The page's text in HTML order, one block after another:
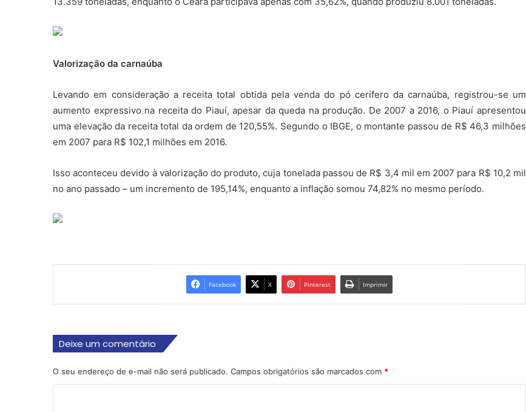
Valorização da carnaúba
Levando em consideração a receita total obtida pela venda do pó cerífero da carnaúba, registrou-se um
aumento expressivo na receita do Piauí, apesar da queda na produção. De 2007 a 2016, o Piauí apresentou
uma elevação da receita total da ordem de 120,55%. Segundo o IBGE, o montante passou de R$ 46,3 milhões
em 2007 para R$ 102,1 milhões em 2016.
Isso aconteceu devido à valorização do produto, cuja tonelada passou de R$ 3,4 mil em 2007 para R$ 10,2 mil
no ano passado – um incremento de 195,14%, enquanto a inflação somou 74,82% no mesmo período.
Facebook X Pinterest Imprimir
Deixe um comentário
O seu endereço de e-mail não será publicado. Campos obrigatórios são marcados com *